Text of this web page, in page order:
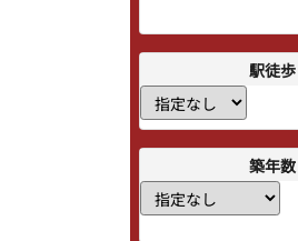
駅徒歩
築年数